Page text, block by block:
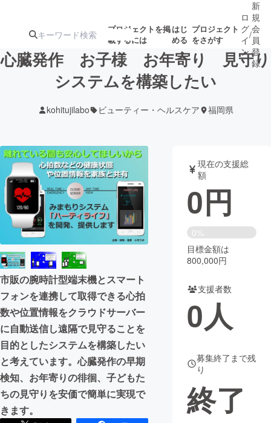
プロジェクトを掲
載するには
はじ
める
プロジェクト
をさがす
ターン
ジェクト
募集終了が近いプ
ロジェクト
されます
アート・写真 音楽
テクノロジー・ガジェット ゲーム・サ
映像・映画 書籍・雑誌
ビジネス・起業 チャレンジ
まちづくり・地域活性化
CAMPFIRE for Social Good
CAMPFIRE Creation
CAMPFIREふるさと納税machi-ya
ロ
グ
イ
ン
/
新
規
会
員
登
録
心臓発作 お子様 お年寄り 見守り
システムを構築したい
kohitujilabo ビューティー・ヘルスケア 福岡県
市販の腕時計型端末機とスマート
フォンを連携して取得できる心拍
数や位置情報をクラウドサーバー
に自動送信し遠隔で見守ることを
目的としたシステムを構築したい
と考えています。心臓発作の早期
検知、お年寄りの徘徊、子どもた
ちの見守りを安価で簡単に実現で
きます。
現在の支援総
額
0円
0%
目標金額は
800,000円
支援者数
0人
募集終了まで残
り
終了